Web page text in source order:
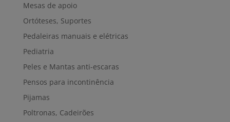
Mesas de apoio
Ortóteses, Suportes
Pedaleiras manuais e elétricas
Pediatria
Peles e Mantas anti-escaras
Pensos para incontinência
Pijamas
Poltronas, Cadeirões